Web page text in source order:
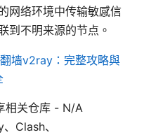
网络环境中传输敏感信
到不明来源的节点。
墙v2ray：完整攻略與
相关仓库 - N/A
Clash、